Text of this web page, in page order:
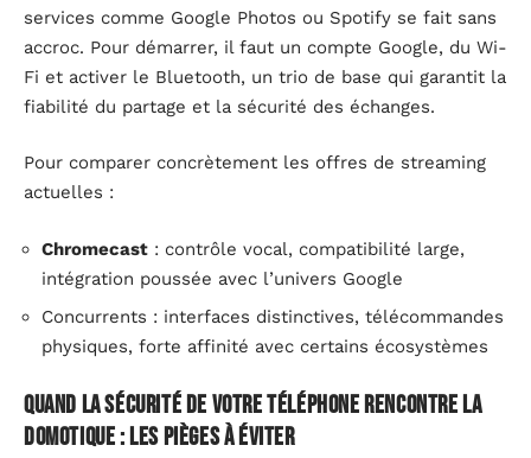
services comme Google Photos ou Spotify se fait sans
accroc. Pour démarrer, il faut un compte Google, du Wi-
Fi et activer le Bluetooth, un trio de base qui garantit la
fiabilité du partage et la sécurité des échanges.
Pour comparer concrètement les offres de streaming
actuelles :
Chromecast : contrôle vocal, compatibilité large,
intégration poussée avec l’univers Google
Concurrents : interfaces distinctives, télécommandes
physiques, forte affinité avec certains écosystèmes
Quand la sécurité de votre téléphone rencontre la
domotique : les pièges à éviter